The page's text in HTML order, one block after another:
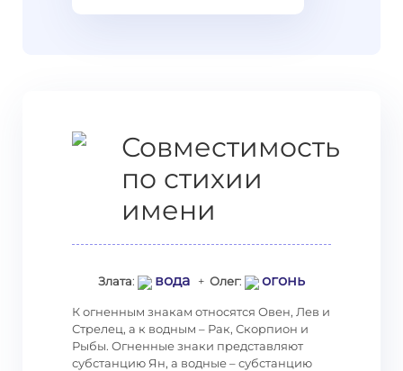
Совместимость
по стихии
имени
Злата: вода + Олег: огонь
К огненным знакам относятся Овен, Лев и
Стрелец, а к водным – Рак, Скорпион и
Рыбы. Огненные знаки представляют
субстанцию Ян, а водные – субстанцию